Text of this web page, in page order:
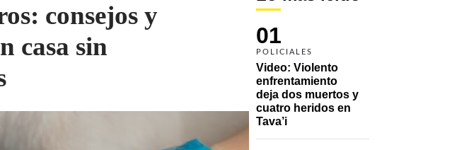
01
POLICIALES
Video: Violento
enfrentamiento
deja dos muertos y
cuatro heridos en
Tava’i
consejos y
casa sin